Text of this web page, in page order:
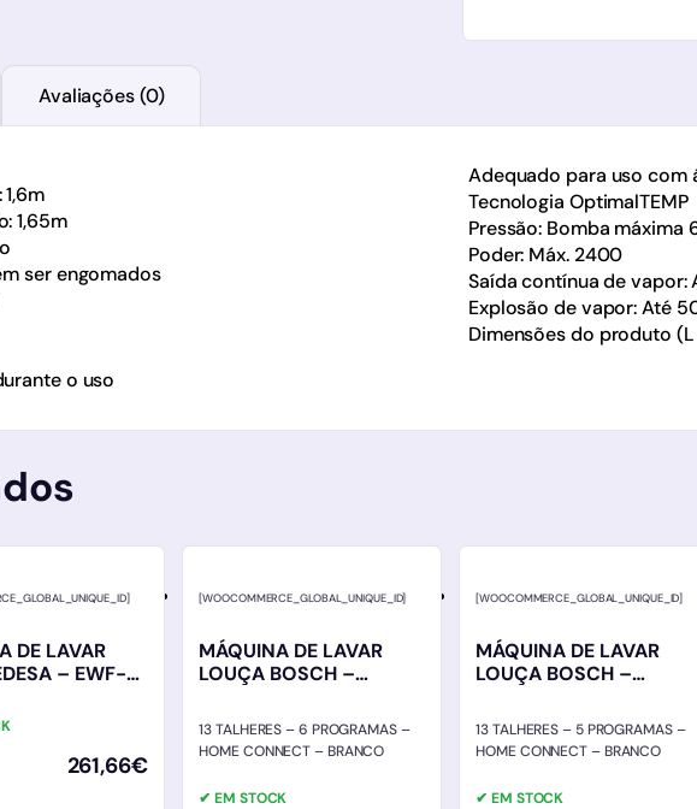
Avaliações (0)
1,65m
ser engomados
o uso
Adequado para uso com
Tecnologia OptimalTEMP
Pressão: Bomba máxima
Poder: Máx. 2400
Saída contínua de vapor:
Explosão de vapor: Até
Dimensões do produto (L
DE LAVAR
– EWF-
261,66€
[WOOCOMMERCE_GLOBAL_UNIQUE_ID]
MÁQUINA DE LAVAR
LOUÇA BOSCH –
13 TALHERES – 6 PROGRAMAS –
HOME CONNECT – BRANCO
✔ EM STOCK
[WOOCOMMERCE_GLOBAL_UNIQUE_ID]
MÁQUINA DE LAVAR
LOUÇA BOSCH –
13 TALHERES – 5 PROGRAMAS –
HOME CONNECT – BRANCO
✔ EM STOCK